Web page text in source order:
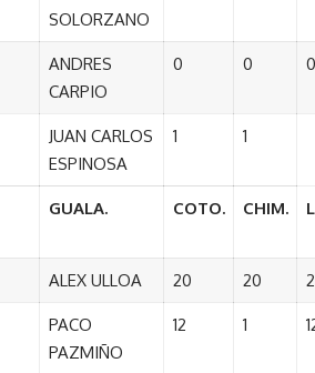
SOLORZANO
ANDRES
CARPIO
0 0 0
JUAN CARLOS
ESPINOSA
1 1
GUALA. COTO. CHIM.
ALEX ULLOA 20 20
PACO
PAZMIÑO
12 1